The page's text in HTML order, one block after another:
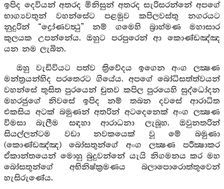
ඉපිද දෙවියන් අතරද මිනිසුන් අතරද සැරිසරන්නේ අපගේ
භාග්‍යවතුන් වහන්සේට පළමුව කපිලවස්තු නගරයට
නුදුරින් “ද්‍රෝණවත්‍ථු” නම් ගමෙහි බ්‍රාහ්මණ මහාසාර
කුලයක උපන්නේය. ඔහුට පරපුරෙන් ආ කොණ්ඩඤ්ඤ
යන නම ලැබින.
ඔහු වැඩිවියට පත්ව ත්‍රිවේදය ඉගෙන අංග ලක්‍ෂණ
මන්ත්‍රයන්හිද පරතෙරට ගියේය. අපගේ බෝධිසත්ත්වයන්
වහන්සේ තුසිත පුරයෙන් චුතව කපිල පුරයෙහි සුද්ධෝදන
මහරජුගේ නිවසේ ඉපිද නම් තබන දවසේ ආරාධිත
එකසිය අටක් බමුණන් අතරින් අටදෙනෙක් අංග ලක්‍ෂණ
විමසා බැලීම සඳහා ආරාධනා ලැබූහ. ඔවුනතරින්
සියල්ලන්ටම වඩා නවකයෙක් වූ මේ බමුණා
(කොණ්ඩඤ්ඤ) බෝසතුන්ගේ අංග ලක්‍ෂණ පරීක්‍ෂාකර
ඒකාන්තයෙන් මොහු බුදුවන්නේ යැයි නිගමනය කර මහ
බෝසතුන්ගේ අභිනිෂ්ක්‍රමණය බලාපොරොත්තුවෙන්
හැසිරුණේය.